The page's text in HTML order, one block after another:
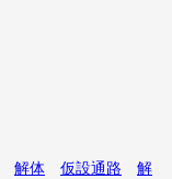
解体 仮設通路
解